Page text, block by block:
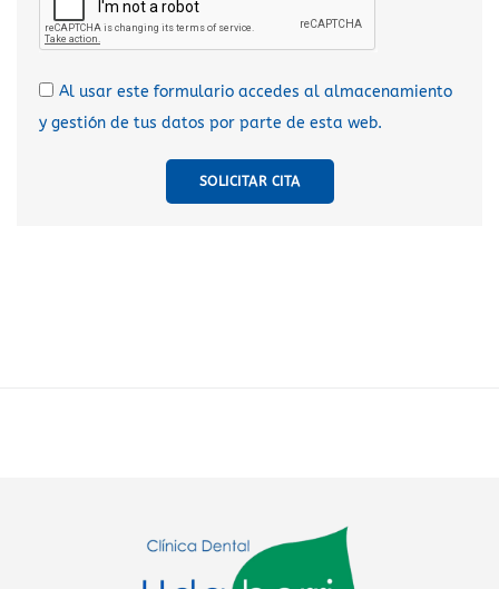
Al usar este formulario accedes al almacenamiento
y gestión de tus datos por parte de esta web.
SOLICITAR CITA